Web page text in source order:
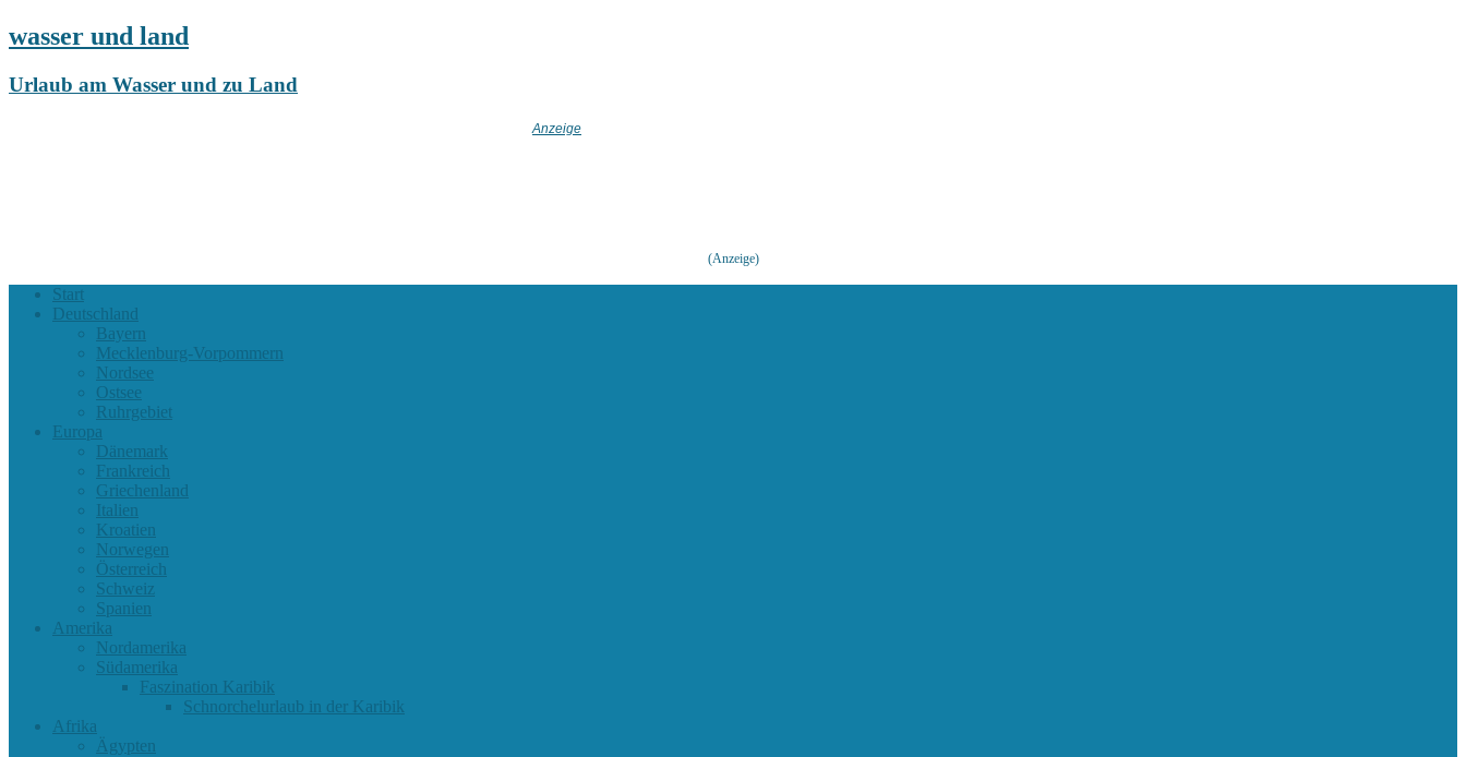
wasser und land
Urlaub am Wasser und zu Land
(Anzeige)
Start
Deutschland
Bayern
Mecklenburg-Vorpommern
Nordsee
Ostsee
Ruhrgebiet
Europa
Dänemark
Frankreich
Griechenland
Italien
Kroatien
Norwegen
Österreich
Schweiz
Spanien
Amerika
Nordamerika
Südamerika
Faszination Karibik
Schnorchelurlaub in der Karibik
Afrika
Ägypten